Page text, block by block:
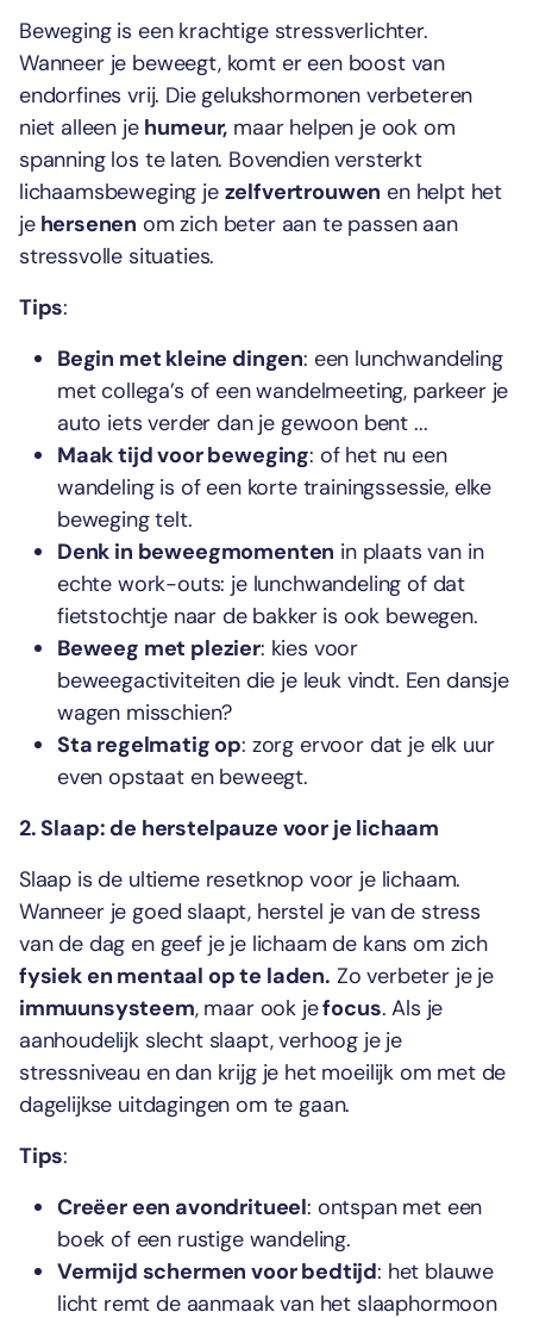
Beweging is een krachtige stressverlichter.
Wanneer je beweegt, komt er een boost van
endorfines vrij. Die gelukshormonen verbeteren
niet alleen je humeur, maar helpen je ook om
spanning los te laten. Bovendien versterkt
lichaamsbeweging je zelfvertrouwen en helpt het
jehersenen om zich beter aan te passen aan
stressvolle situaties.
Tips:
Begin met kleine dingen: een lunchwandeling
met collega’s of een wandelmeeting, parkeer je
auto iets verder dan je gewoon bent ...
Maak tijd voor beweging: of het nu een
wandeling is of een korte trainingssessie, elke
beweging telt.
Denk in beweegmomenten in plaats van in
echte work-outs: je lunchwandeling of dat
fietstochtje naar de bakker is ook bewegen.
Beweeg met plezier: kies voor
beweegactiviteiten die je leuk vindt. Een dansje
wagen misschien?
Sta regelmatig op: zorg ervoor dat je elk uur
even opstaat en beweegt.
2. Slaap: de herstelpauze voor je lichaam
Slaap is de ultieme resetknop voor je lichaam.
Wanneer je goed slaapt, herstel je van de stress
van de dag en geef je je lichaam de kans om zich
fysiek en mentaal op te laden. Zo verbeter je je
immuunsysteem, maar ook jefocus. Als je
aanhoudelijk slecht slaapt, verhoog je je
stressniveau en dan krijg je het moeilijk om met de
dagelijkse uitdagingen om te gaan.
Tips:
Creëer een avondritueel: ontspan met een
boek of een rustige wandeling.
Vermijd schermen voor bedtijd: het blauwe
licht remt de aanmaak van het slaaphormoon